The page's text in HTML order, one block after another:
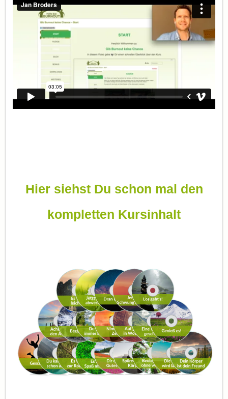
Hier siehst Du schon mal den
kompletten Kursinhalt